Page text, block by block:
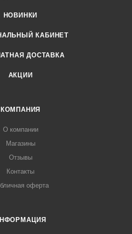
НОВИНКИ
КАБИНЕТ
ДОСТАВКА
АКЦИИ
КОМПАНИЯ
О компании
Магазины
Отзывы
Контакты
оферта